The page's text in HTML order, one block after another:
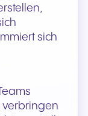
sich
verbringen